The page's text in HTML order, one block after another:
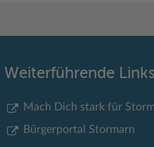
Weiterführende Links
Mach Dich stark für
Bürgerportal Stormarn